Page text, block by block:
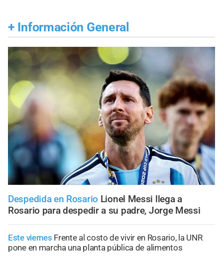
+ Información General
Despedida en Rosario Lionel Messi llega a
Rosario para despedir a su padre, Jorge Messi
Este viernes Frente al costo de vivir en Rosario, la UNR
pone en marcha una planta pública de alimentos